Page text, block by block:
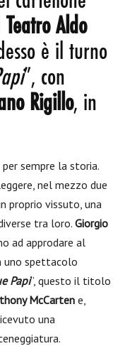
Teatro Aldo
è il turno
”, con
Rigillo, in
sempre la storia.
nel mezzo due
proprio vissuto, una
tra loro. Giorgio
ad approdare al
uno spettacolo
Papi”, questo il titolo
McCartene,
una